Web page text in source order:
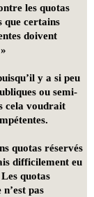
les quotas
que certains
doivent
y a si peu
ou semi-
cela voudrait
quotas réservés
difficilement eu
quotas
pas